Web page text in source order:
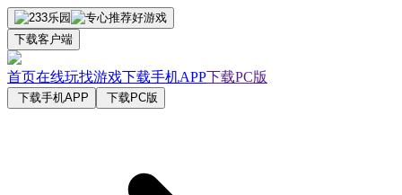
下载客户端
首页在线玩找游戏下载手机APP下载PC版
下载手机APP 下载PC版